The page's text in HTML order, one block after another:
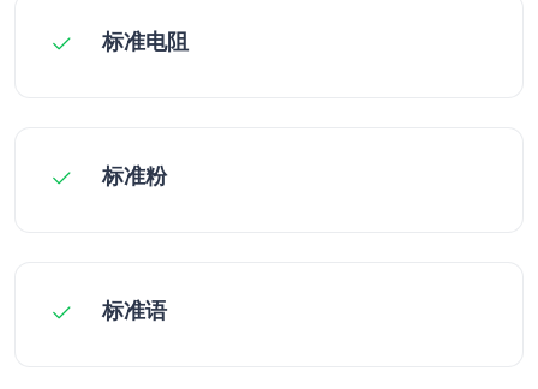
标准电阻
标准粉
标准语